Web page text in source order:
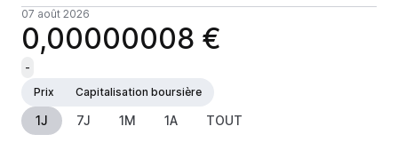
07 août 2026
0,00000008 €
-
Prix
Capitalisation boursière
1J 7J 1M 1A TOUT